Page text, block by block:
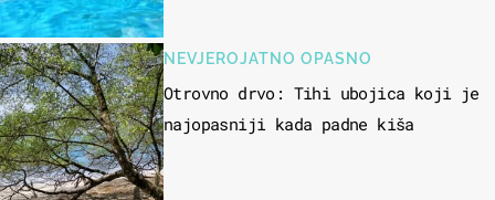
NEVJEROJATNO OPASNO
Otrovno drvo: Tihi ubojica koji je
najopasniji kada padne kiša